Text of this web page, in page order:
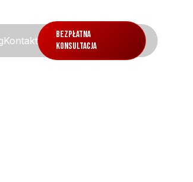
Kontakt
Bezpłatna
konsultacja